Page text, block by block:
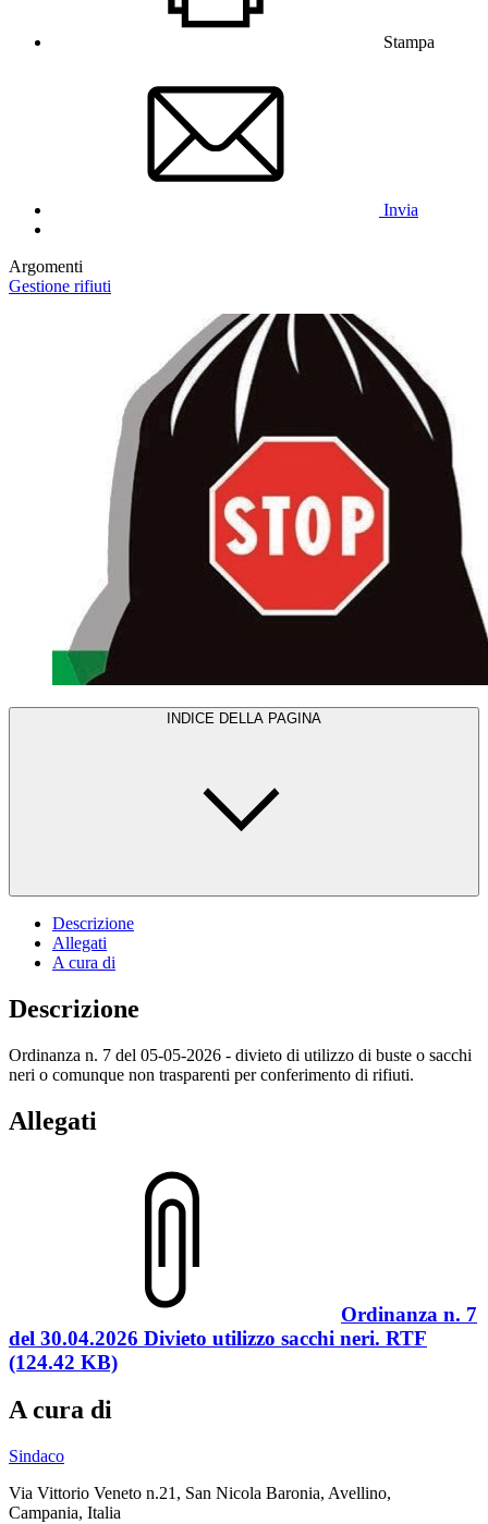
Stampa
Invia
Argomenti
Gestione rifiuti
INDICE DELLA PAGINA
Descrizione
Allegati
A cura di
Descrizione
Ordinanza n. 7 del 05-05-2026 - divieto di utilizzo di buste o sacchi
neri o comunque non trasparenti per conferimento di rifiuti.
Allegati
Ordinanza n. 7
del 30.04.2026 Divieto utilizzo sacchi neri. RTF
(124.42 KB)
A cura di
Sindaco
Via Vittorio Veneto n.21, San Nicola Baronia, Avellino,
Campania, Italia